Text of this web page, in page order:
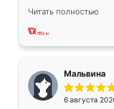
ребёнка при его
заказал шкаф-
хорошее сборка
меньше, здесь же
Мне нравится
мебели буду
Читать полностью
Мальвина
6 августа